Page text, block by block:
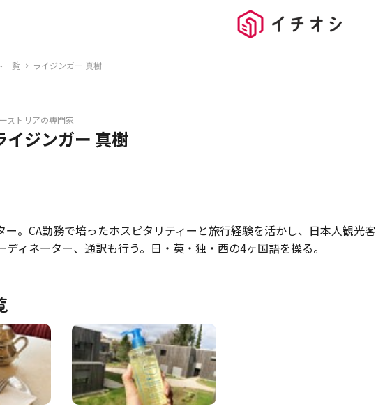
一覧 ライジンガー 真樹
ストリアの専門家
イジンガー 真樹
ー。CA勤務で培ったホスピタリティーと旅行経験を活かし、日本人観光客
ディネーター、通訳も行う。日・英・独・西の4ヶ国語を操る。